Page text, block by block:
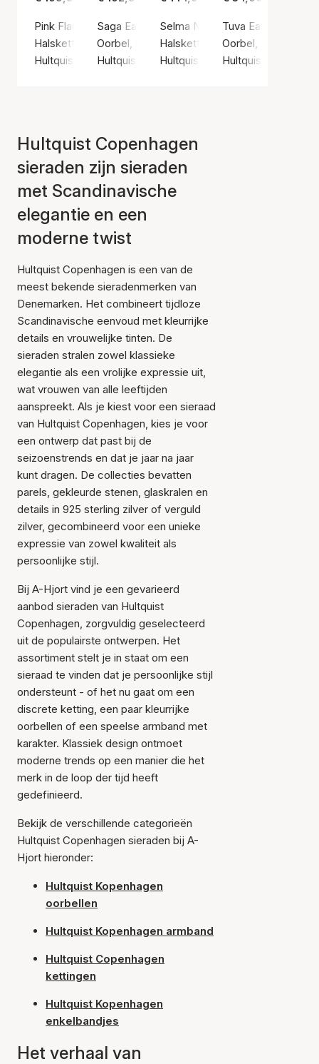
Pink Flamingo Necklace
Halsketting, Gouden kleur / Verguld sterlingzilver 925
Hultquist Copenhagen
Saga Earring
Oorbel, Gouden kleur / Verguld sterlingzilver
Hultquist Copenhagen
Selma Necklace
Halsketting, Gouden kleur /
Hultquist Copenhagen
Tuva Earrings
Oorbel, Zilvere
Hultquist
Hultquist Copenhagen
sieraden zijn sieraden
met Scandinavische
elegantie en een
moderne twist
Hultquist Copenhagen is een van de
meest bekende sieradenmerken van
Denemarken. Het combineert tijdloze
Scandinavische eenvoud met kleurrijke
details en vrouwelijke tinten. De
sieraden stralen zowel klassieke
elegantie als een vrolijke expressie uit,
wat vrouwen van alle leeftijden
aanspreekt. Als je kiest voor een sieraad
van Hultquist Copenhagen, kies je voor
een ontwerp dat past bij de
seizoenstrends en dat je jaar na jaar
kunt dragen. De collecties bevatten
parels, gekleurde stenen, glaskralen en
details in 925 sterling zilver of verguld
zilver, gecombineerd voor een unieke
expressie van zowel kwaliteit als
persoonlijke stijl.
Bij A-Hjort vind je een gevarieerd
aanbod sieraden van Hultquist
Copenhagen, zorgvuldig geselecteerd
uit de populairste ontwerpen. Het
assortiment stelt je in staat om een
sieraad te vinden dat je persoonlijke stijl
ondersteunt - of het nu gaat om een
discrete ketting, een paar kleurrijke
oorbellen of een speelse armband met
karakter. Klassiek design ontmoet
moderne trends op een manier die het
merk in de loop der tijd heeft
gedefinieerd.
Bekijk de verschillende categorieën
Hultquist Copenhagen sieraden bij A-
Hjort hieronder:
Hultquist Kopenhagen
oorbellen
Hultquist Kopenhagen armband
Hultquist Copenhagen
kettingen
Hultquist Kopenhagen
enkelbandjes
Het verhaal van